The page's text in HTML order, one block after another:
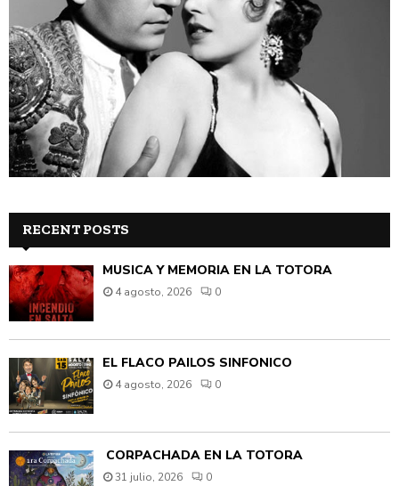
RECENT POSTS
MÚSICA Y MEMORIA EN LA TOTORA
4 agosto, 2026 0
EL FLACO PAILOS SINFÓNICO
4 agosto, 2026 0
CORPACHADA EN LA TOTORA
31 julio, 2026 0